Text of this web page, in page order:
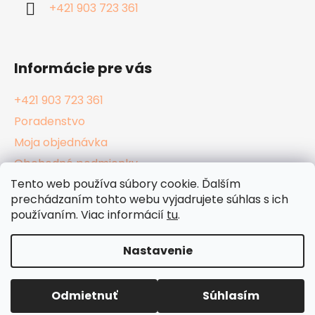
Tento web používa súbory cookie. Ďalším
prechádzaním tohto webu vyjadrujete súhlas s ich
používaním. Viac informácií tu.
Nastavenie
Odmietnuť Súhlasím
+421 903 723 361
Informácie pre vás
+421 903 723 361
Poradenstvo
Moja objednávka
Obchodné podmienky
Reklamačný poriadok
Podmienky ochrany osobných údajov
Vytvoril Shoptet
Copyright 2026
. Všetky práva